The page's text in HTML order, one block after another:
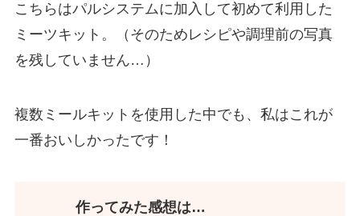
こちらはパルシステムに加入して初めて利用した
ミーツキット。（そのためレシピや調理前の写真
を残していません…）
複数ミールキットを使用した中でも、私はこれが
一番おいしかったです！
作ってみた感想は…